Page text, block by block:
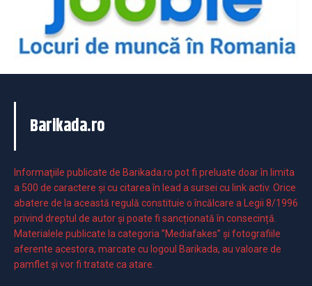
Barikada.ro
Informaţiile publicate de Barikada.ro pot fi preluate doar în limita
a 500 de caractere şi cu citarea în lead a sursei cu link activ. Orice
abatere de la această regulă constituie o încălcare a Legii 8/1996
privind dreptul de autor și poate fi sancționată în consecință.
Materialele publicate la categoria ”Mediafakes” și fotografiile
aferente acestora, marcate cu logoul Barikada, au valoare de
pamflet și vor fi tratate ca atare.